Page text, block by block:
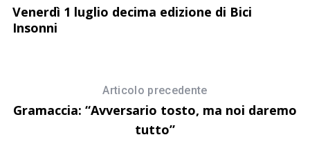
Venerdì 1 luglio decima edizione di Bici
Insonni
Articolo precedente
Gramaccia: “Avversario tosto, ma noi daremo
tutto”